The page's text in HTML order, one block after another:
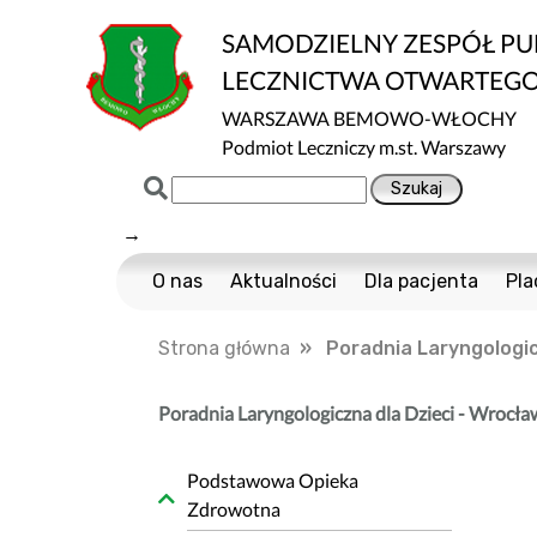
SAMODZIELNY ZESPÓŁ
LECZNICTWA
WARSZAWA BEMOWO-WŁOCHY
Podmiot Leczniczy m.st. Warszawy
→
O nas
Normy ISO
Ochrona danych
Dostępność
Informacja o wpływie działalności
Aktualności Dla pacjenta
Multisport
Nawigator
Strona główna » Poradnia
Poradnia Laryngologiczna dla Dzieci -
Podstawowa Opieka
Zdrowotna